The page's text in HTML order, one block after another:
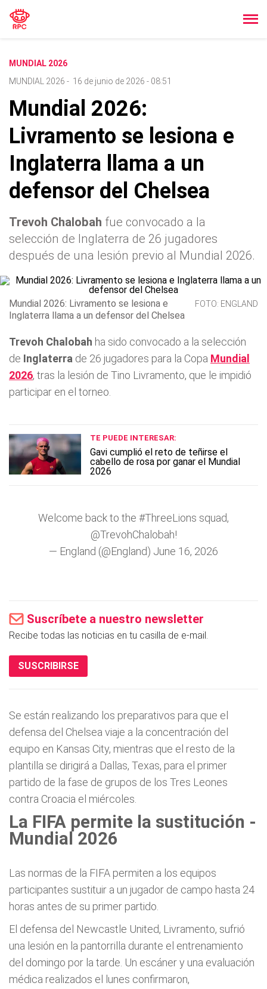
MUNDIAL 2026
MUNDIAL 2026 - 16 de junio de 2026 - 08:51
Mundial 2026:
Livramento se lesiona e
Inglaterra llama a un
defensor del Chelsea
Trevoh Chalobah fue convocado a la
selección de Inglaterra de 26 jugadores
después de una lesión previo al Mundial 2026.
Mundial 2026: Livramento se lesiona e
Inglaterra llama a un defensor del Chelsea
FOTO: ENGLAND
Trevoh Chalobah ha sido convocado a la selección
de Inglaterra de 26 jugadores para la Copa Mundial
2026, tras la lesión de Tino Livramento, que le impidió
participar en el torneo.
TE PUEDE INTERESAR:
Gavi cumplió el reto de teñirse el
cabello de rosa por ganar el Mundial
2026
Welcome back to the #ThreeLions squad,
@TrevohChalobah!
— England (@England) June 16, 2026
Suscríbete a nuestro newsletter
Recibe todas las noticias en tu casilla de e-mail.
SUSCRIBIRSE
Se están realizando los preparativos para que el
defensa del Chelsea viaje a la concentración del
equipo en Kansas City, mientras que el resto de la
plantilla se dirigirá a Dallas, Texas, para el primer
partido de la fase de grupos de los Tres Leones
contra Croacia el miércoles.
La FIFA permite la sustitución -
Mundial 2026
Las normas de la FIFA permiten a los equipos
participantes sustituir a un jugador de campo hasta 24
horas antes de su primer partido.
El defensa del Newcastle United, Livramento, sufrió
una lesión en la pantorrilla durante el entrenamiento
del domingo por la tarde. Un escáner y una evaluación
médica realizados el lunes confirmaron,